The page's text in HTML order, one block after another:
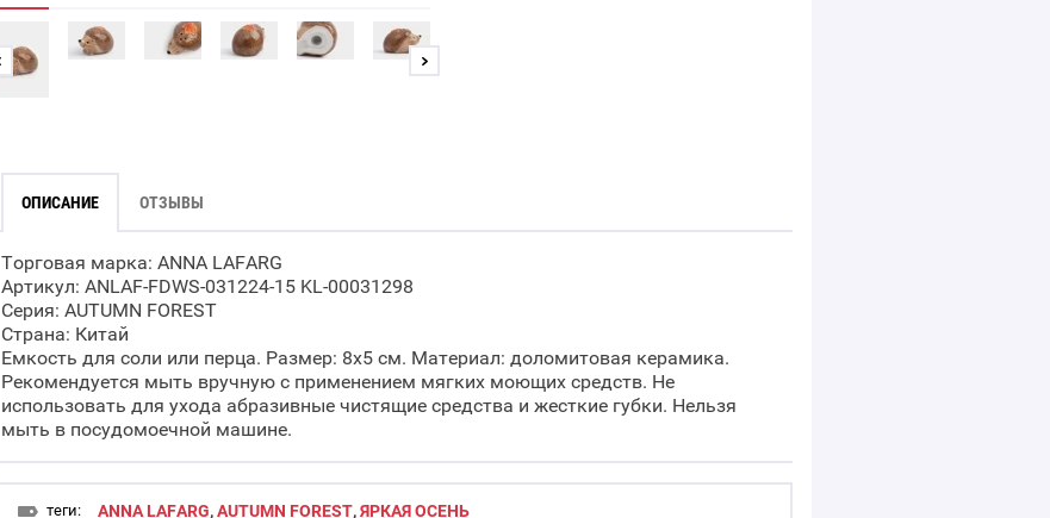
ОПИСАНИЕ ОТЗЫВЫ
Торговая марка: ANNA LAFARG
Артикул: ANLAF-FDWS-031224-15 KL-00031298
Серия: AUTUMN FOREST
Страна: Китай
Емкость для соли или перца. Размер: 8x5 см. Материал: доломитовая керамика.
Рекомендуется мыть вручную с применением мягких моющих средств. Не
использовать для ухода абразивные чистящие средства и жесткие губки. Нельзя
мыть в посудомоечной машине.
теги: ANNA LAFARG,AUTUMN FOREST,ЯРКАЯ ОСЕНЬ